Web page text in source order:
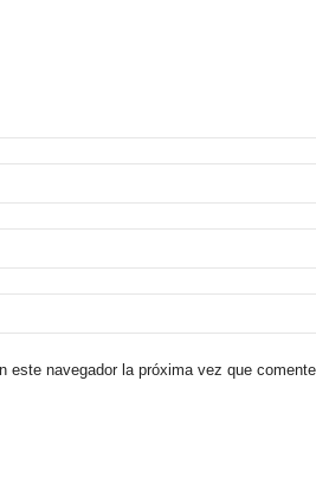
este navegador la próxima vez que